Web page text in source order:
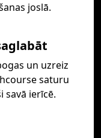
joslā.
un uzreiz
saturu
savā ierīcē.